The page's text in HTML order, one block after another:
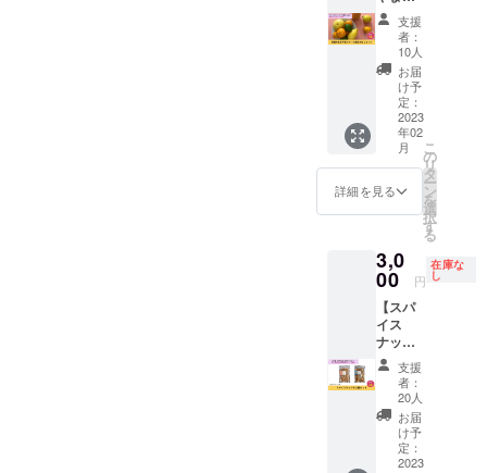
547-
0043 大
阪市平
野区平
野東1-
セージ
付きで
す。 ■
内容 ・
100サイ
ズの
BOXに
入るフ
ルーツ
ルーツ
のご説
メッ
セージ
※送料込
みのお
値段で
す。 ※2
月頃の
お届け
予定で
す。
整 ・時
間：60
分 ・場
所：
MAGA
RINRIさ
ん（大
阪心斎
橋） ※
詳細は
メール
ます。
※ランチ
通費は
別途ご
負担く
ださ
い。
常600円
のとこ
ろ、10
杯分の
お値段
で1杯分
お得に
なって
ます！
※回数権
はメー
ます。
※カラダ
いたわ
り堂
キッチ
ン以外
ではお
使いい
ただけ
ません
のでご
注意く
ださ
ルーツ
便おた
めし
セッ
ト】
cafeRel
ierの
monam
inがひ
そかに
始めよ
うとし
ている
のわか
やまフ
ルーツ
便」を
クラウ
ドファ
ンディ
ング限
定でお
ためし
してみ
ます！
わたし
支援
者：
10人
お届
け予
定：
2023
年02
月
詳細を見る
こ
の
リ
タ
ー
ン
を
選
択
す
る
3,0
00 円
在庫な
し
【スパ
イス
ナッツ
大２袋
セッ
ト】 ラ
サーヤ
ナ工房
の「ア
グニス
支援
者：
20人
お届
け予
定：
2023